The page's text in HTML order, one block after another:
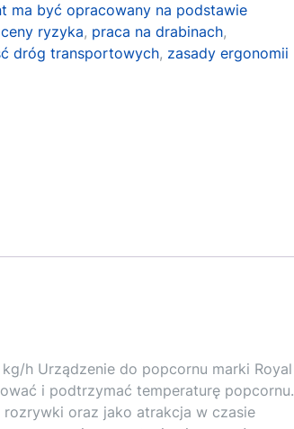
ma być opracowany na podstawie
ryzyka, praca na drabinach,
dróg transportowych, zasady ergonomii
h Urządzenie do popcornu marki Royal
i podtrzymać temperaturę popcornu.
oraz jako atrakcja w czasie